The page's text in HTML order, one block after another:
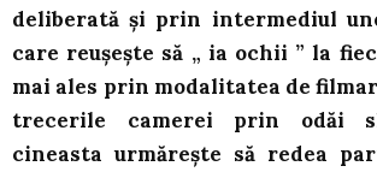
deliberată și prin intermediul
care reușește să „ ia ochii ” la
mai ales prin modalitatea de
trecerile camerei prin odăi
cineasta urmărește să redea